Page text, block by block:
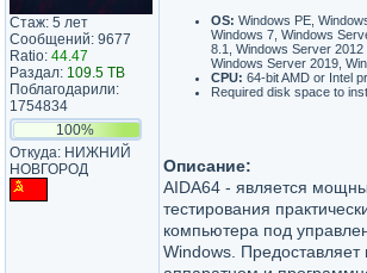
Стаж: 5 лет
Сообщений: 9677
Ratio: 44.47
Раздал: 109.5 TB
Поблагодарили:
1754834
100%
Откуда: НИЖНИЙ
НОВГОРОД
OS: Windows PE,
Windows 7, Windows
8.1, Windows Server
Windows Server 2019,
CPU: 64-bit AMD or Intel
Required disk space to
Описание:
AIDA64 - является
тестирования
компьютера под
Windows.